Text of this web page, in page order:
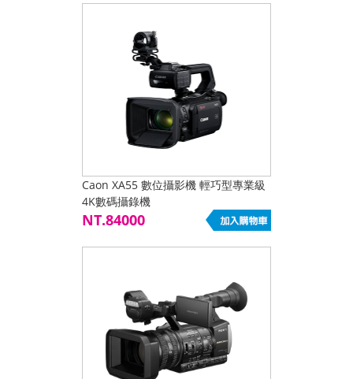
Caon XA55 數位攝影機 輕巧型專業級
4K數碼攝錄機
NT.84000